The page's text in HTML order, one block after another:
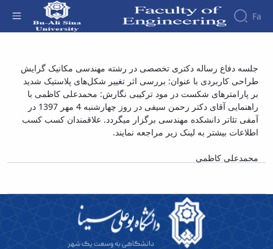
Fa
About
the
Faculty
History
Dean
Faculty
Research
Affairs
Journals
Journal
of
System
Faculity
Members
جلسه دفاع رساله دکتری تخصصی در رشته
مهندسی مکانیک گرایش طراحی کاربردی با
عنوان: بررسی اثر تغییر شکل‌های پلاستیک شدید
بر پارامترهای شکست در مود ترکیبی نگارش:
محمدعلی کاظمی - دانشکده فنی و مهندسی
جلسه دفاع رساله دکتری تخصصی در رشته مهندسی مکانیک گرایش
طراحی کاربردی با عنوان: بررسی اثر تغییر شکل‌های پلاستیک شدید
بر پارامترهای شکست در مود ترکیبی نگارش: محمدعلی کاظمی با
راهنمایی آقای دکتر رحمن سیفی در روز چهارشنبه 4 مهر 1397 در
آمفی تئاتر دانشکده مهندسی برگزار میگردد. علاقمندان کسب کسب
اطلاعات بیشتر به لینک زیر مراجعه نمایند.
محمدعلی کاظمی